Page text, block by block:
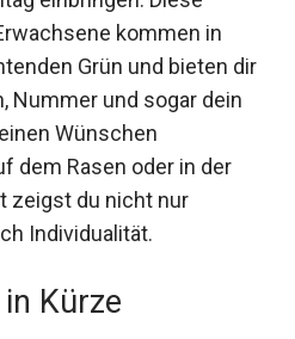
kommen in
Grün und bieten
Nummer und sogar
deinen Wünschen
dem Rasen oder in der
zeigst du nicht nur
Individualität.
Kürze